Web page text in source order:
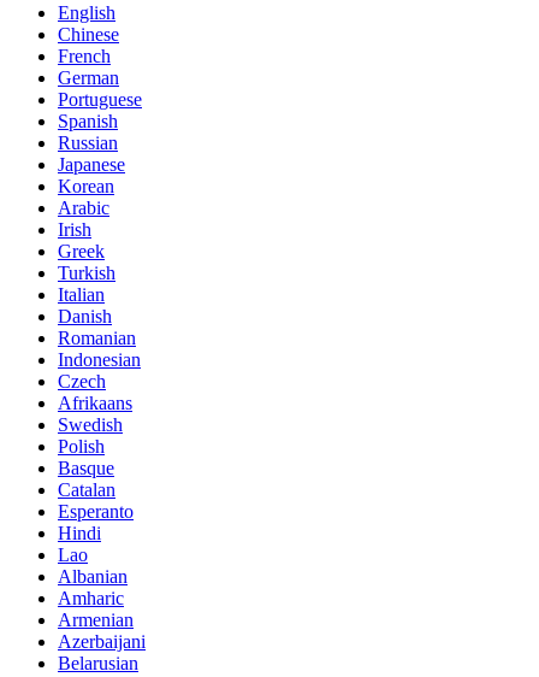
English
Chinese
French
German
Portuguese
Spanish
Russian
Japanese
Korean
Arabic
Irish
Greek
Turkish
Italian
Danish
Romanian
Indonesian
Czech
Afrikaans
Swedish
Polish
Basque
Catalan
Esperanto
Hindi
Lao
Albanian
Amharic
Armenian
Azerbaijani
Belarusian